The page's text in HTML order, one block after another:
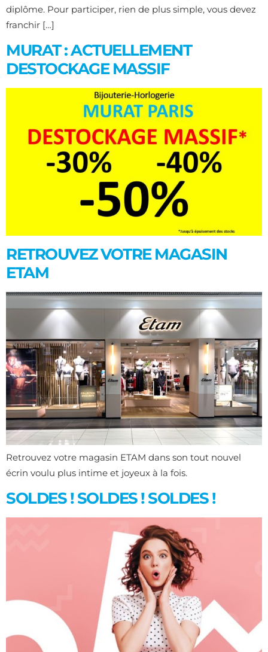
diplôme. Pour participer, rien de plus simple, vous devez
franchir […]
MURAT : ACTUELLEMENT
DESTOCKAGE MASSIF
RETROUVEZ VOTRE MAGASIN
ETAM
Retrouvez votre magasin ETAM dans son tout nouvel
écrin voulu plus intime et joyeux à la fois.
SOLDES ! SOLDES ! SOLDES !